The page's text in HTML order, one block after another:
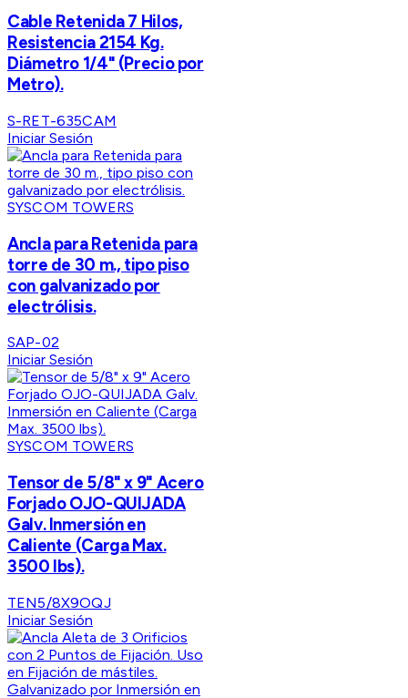
Cable Retenida 7 Hilos,
Resistencia 2154 Kg.
Diámetro 1/4" (Precio por
Metro).
S-RET-635CAM
Iniciar Sesión
SYSCOM TOWERS
Ancla para Retenida para
torre de 30 m., tipo piso
con galvanizado por
electrólisis.
SAP-02
Iniciar Sesión
SYSCOM TOWERS
Tensor de 5/8" x 9" Acero
Forjado OJO-QUIJADA
Galv. Inmersión en
Caliente (Carga Max.
3500 lbs).
TEN5/8X9OQJ
Iniciar Sesión